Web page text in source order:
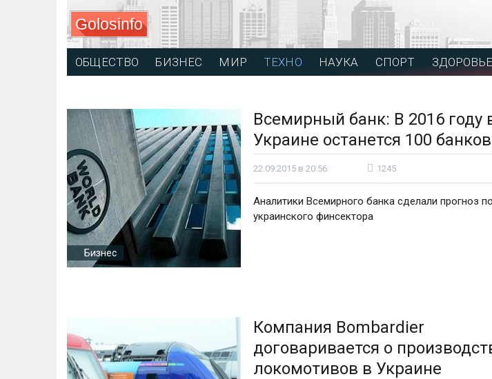
Golosinfo
ОБЩЕСТВО БИЗНЕС МИР ТЕХНО НАУКА СПОРТ ЗДОРОВЬЕ
Бизнес
Всемирный банк: В 2016 году
Украине останется 100 банков
22.09.2015 в 20:56 1245
Аналитики Всемирного банка сделали прогноз
украинского финсектора
Компания Bombardier
договаривается о
локомотивов в Украине